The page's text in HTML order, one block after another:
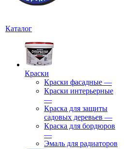
Каталог
Краски
Краски фасадные —
Краски интерьерные
—
Краска для защиты
садовых деревьев —
⁠Краска для бордюров
—
Эмаль для радиаторов